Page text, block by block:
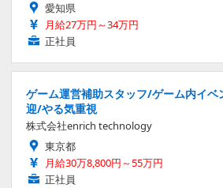
愛知県
月給27万円～34万円
正社員
ゲーム運営補助スタッフ/ゲーム内イ
迎/やる気重視
株式会社enrich technology
東京都
月給30万8,800円～55万円
正社員